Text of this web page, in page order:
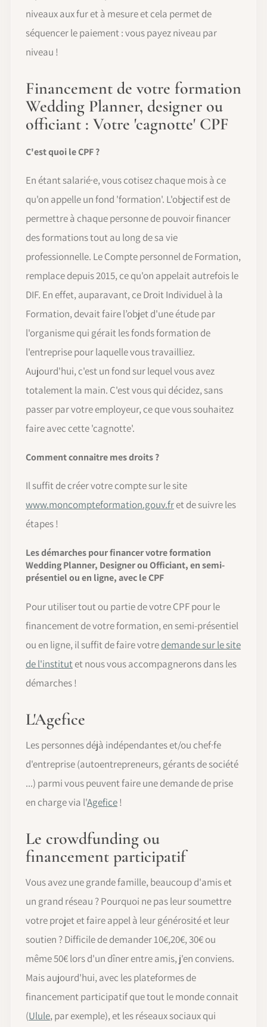
niveaux aux fur et à mesure et cela permet de
séquencer le paiement : vous payez niveau par
niveau !
Financement de votre formation
Wedding Planner, designer ou
officiant : Votre 'cagnotte' CPF
C'est quoi le CPF ?
En étant salarié·e, vous cotisez chaque mois à ce
qu'on appelle un fond 'formation'. L'objectif est de
permettre à chaque personne de pouvoir financer
des formations tout au long de sa vie
professionnelle. Le Compte personnel de Formation,
remplace depuis 2015, ce qu'on appelait autrefois le
DIF. En effet, auparavant, ce Droit Individuel à la
Formation, devait faire l’objet d'une étude par
l'organisme qui gérait les fonds formation de
l'entreprise pour laquelle vous travailliez.
Aujourd'hui, c'est un fond sur lequel vous avez
totalement la main. C'est vous qui décidez, sans
passer par votre employeur, ce que vous souhaitez
faire avec cette 'cagnotte'.
Comment connaitre mes droits ?
Il suffit de créer votre compte sur le site
www.moncompteformation.gouv.fret de suivre les
étapes !
Les démarches pour financer votre formation
Wedding Planner, Designer ou Officiant, en semi-
présentiel ou en ligne, avec le CPF
Pour utiliser tout ou partie de votre CPF pour le
financement de votre formation, en semi-présentiel
ou en ligne, il suffit de faire votredemande sur le site
de l'institutet nous vous accompagnerons dans les
démarches !
L'Agefice
Les personnes déjà indépendantes et/ou chef·fe
d'entreprise (autoentrepreneurs, gérants de société
...) parmi vous peuvent faire une demande de prise
en charge via l'Agefice!
Le crowdfunding ou
financement participatif
Vous avez une grande famille, beaucoup d'amis et
un grand réseau ? Pourquoi ne pas leur soumettre
votre projet et faire appel à leur générosité et leur
soutien ? Difficile de demander 10€,20€, 30€ ou
même 50€ lors d'un dîner entre amis, j'en conviens.
Mais aujourd'hui, avec les plateformes de
financement participatif que tout le monde connait
(Ulule, par exemple), et les réseaux sociaux qui